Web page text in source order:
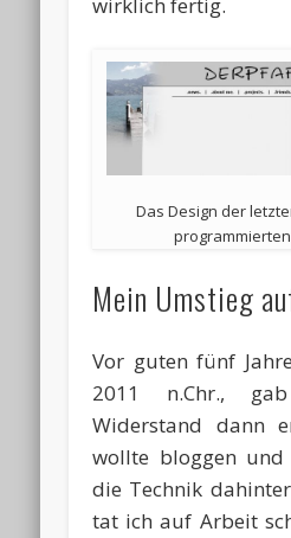
wirklich fertig.
Das Design der
Mein Umstieg
Vor guten fünf
2011 n.Chr.,
Widerstand dann
wollte bloggen
die Technik
tat ich auf Arbeit